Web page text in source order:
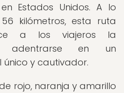
Estados Unidos. A lo
kilómetros, esta ruta
a los viajeros la
adentrarse en un
y cautivador.
rojo, naranja y amarillo